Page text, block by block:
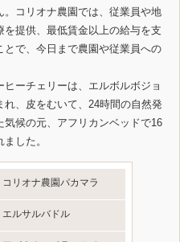
。コリオナ農園では、従業員や地
提供、最低賃金以上の給与を支
で、今日まで農園や従業員への
ーチェリーは、エルボルボジョ
、皮をむいて、24時間の自然発
候の元、アフリカンベッドで16
した。
コリオナ農園パカマラ
エルサルバドル